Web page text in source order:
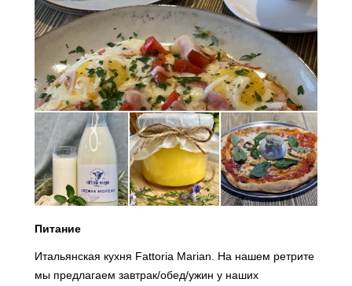
Питание
Итальянская кухня Fattoria Marian. На нашем ретрите
мы предлагаем завтрак/обед/ужин у наших